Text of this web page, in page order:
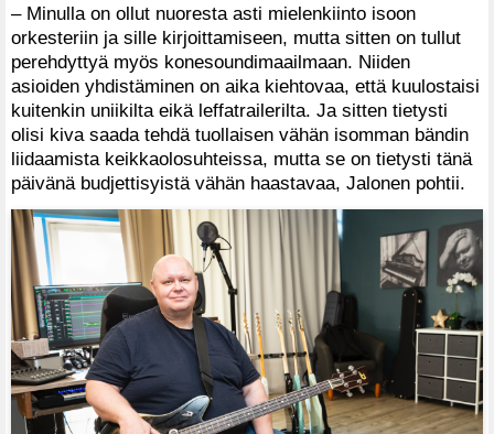
– Minulla on ollut nuoresta asti mielenkiinto isoon
orkesteriin ja sille kirjoittamiseen, mutta sitten on tullut
perehdyttyä myös konesoundimaailmaan. Niiden
asioiden yhdistäminen on aika kiehtovaa, että kuulostaisi
kuitenkin uniikilta eikä leffatrailerilta. Ja sitten tietysti
olisi kiva saada tehdä tuollaisen vähän isomman bändin
liidaamista keikkaolosuhteissa, mutta se on tietysti tänä
päivänä budjettisyistä vähän haastavaa, Jalonen pohtii.